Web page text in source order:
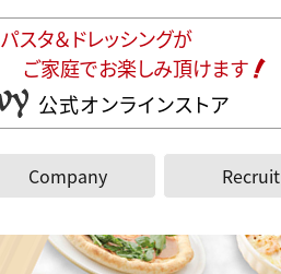
公式オンラインストア
パスタ＆ドレッシングが
ご家庭でお楽しみ頂けます
Company Recruit